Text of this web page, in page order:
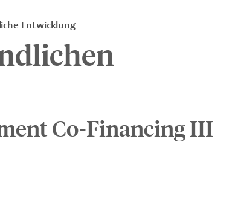
Entwicklung
Co-Financing III